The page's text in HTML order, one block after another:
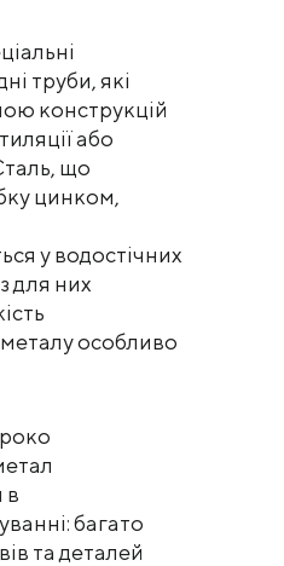
труби, які
конструкцій
або
що
цинком,
у водостічних
для них
особливо
в
багато
та деталей